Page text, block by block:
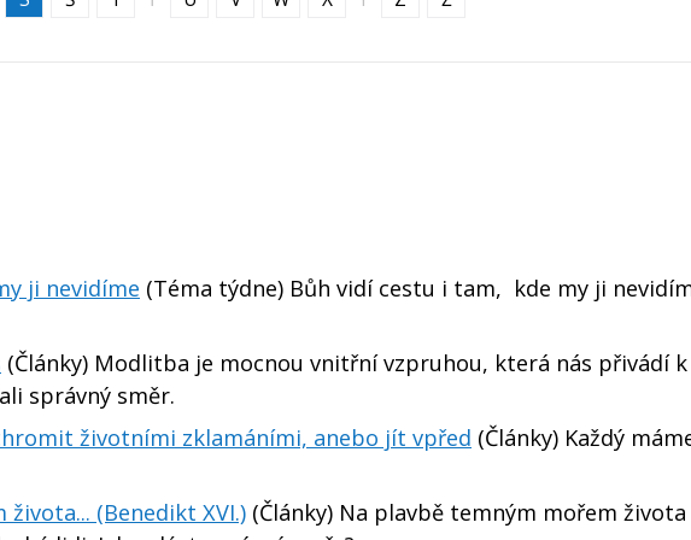
ji nevidíme (Téma týdne) Bůh vidí cestu i tam, kde my ji
(Články) Modlitba je mocnou vnitřní vzpruhou, která nás přivádí
správný směr.
životními zklamáními, anebo jít vpřed (Články) Každý
(Benedikt XVI.) (Články) Na plavbě temným mořem života